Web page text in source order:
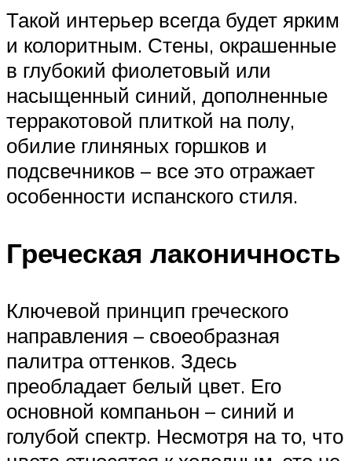
Такой интерьер всегда будет ярким
и колоритным. Стены, окрашенные
в глубокий фиолетовый или
насыщенный синий, дополненные
терракотовой плиткой на полу,
обилие глиняных горшков и
подсвечников – все это отражает
особенности испанского стиля.
Греческая лаконичность
Ключевой принцип греческого
направления – своеобразная
палитра оттенков. Здесь
преобладает белый цвет. Его
основной компаньон – синий и
голубой спектр. Несмотря на то, что